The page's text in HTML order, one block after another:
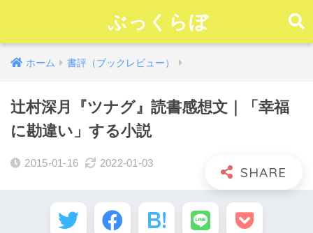
ぶっくらぼ
ホーム 書評（ブックレビュー）
辻村深月『ツナグ』読書感想文｜「幸福
に勘違い」する小説
2015-01-16 2022-01-03